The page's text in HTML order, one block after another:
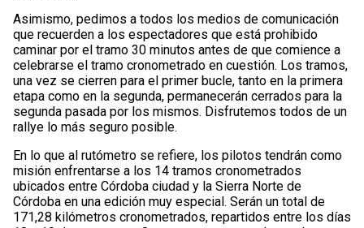
Asimismo, pedimos a todos los medios de comunicación
que recuerden a los espectadores que está prohibido
caminar por el tramo 30 minutos antes de que comience a
celebrarse el tramo cronometrado en cuestión. Los tramos,
una vez se cierren para el primer bucle, tanto en la primera
etapa como en la segunda, permanecerán cerrados para la
segunda pasada por los mismos. Disfrutemos todos de un
rallye lo más seguro posible.
En lo que al rutómetro se refiere, los pilotos tendrán como
misión enfrentarse a los 14 tramos cronometrados
ubicados entre Córdoba ciudad y la Sierra Norte de
Córdoba en una edición muy especial. Serán un total de
171,28 kilómetros cronometrados, repartidos entre los días